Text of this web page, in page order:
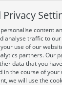
Kompaktversion
content
analyse traffic to
use of our
partners. Our
data that you
in the course of your
we will use the